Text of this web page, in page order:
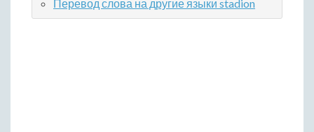
Перевод слова на другие языки stadion